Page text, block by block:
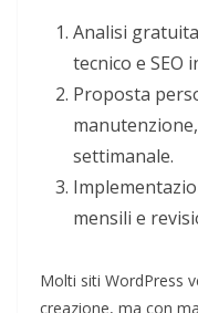
Analisi
tecnico e SEO
Proposta
settimanale.
mensili e
Molti siti WordPress
creazione, ma con